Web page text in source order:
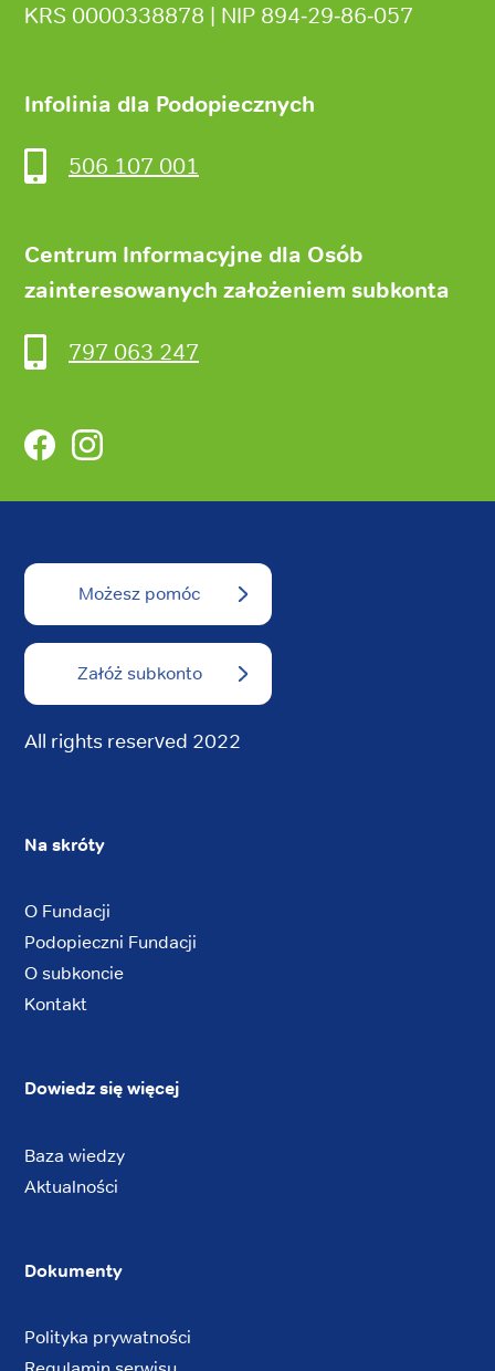
KRS 0000338878 | NIP 894‑29‑86‑057
Infolinia dla Podopiecznych
506 107 001
Centrum Informacyjne dla Osób
zainteresowanych założeniem subkonta
797 063 247
FacebookInstagram
Możesz pomóc
Załóż subkonto
All rights reserved 2022
Na skróty
O Fundacji
Podopieczni Fundacji
O subkoncie
Kontakt
Dowiedz się więcej
Baza wiedzy
Aktualności
Dokumenty
Polityka prywatności